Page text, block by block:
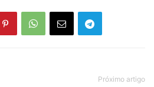
Próximo artigo